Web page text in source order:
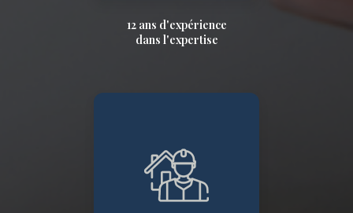
12 ans d'expérience
dans l'expertise